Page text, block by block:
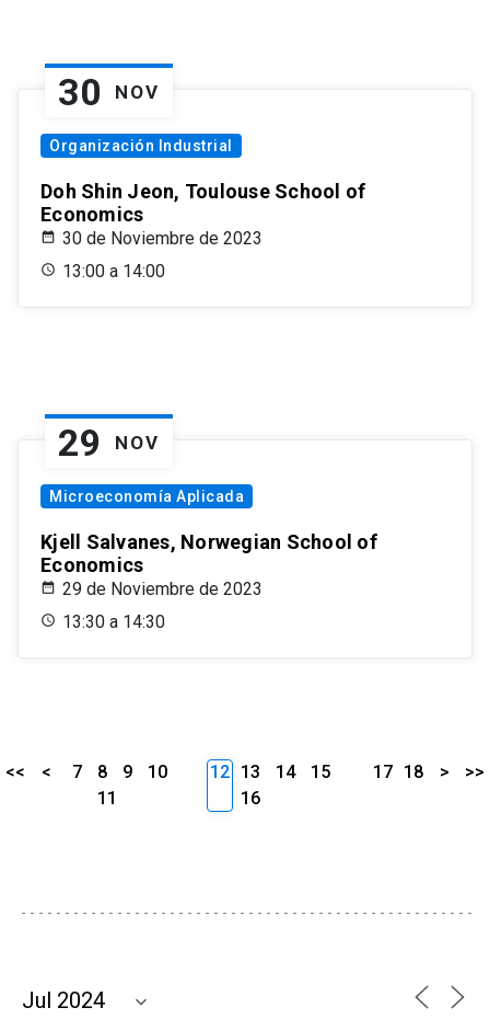
30 NOV
Organización Industrial
Doh Shin Jeon, Toulouse School of
Economics
30 de Noviembre de 2023
13:00 a 14:00
29 NOV
Microeconomía Aplicada
Kjell Salvanes, Norwegian School of
Economics
29 de Noviembre de 2023
13:30 a 14:30
<< < 7 8 9
10
11
12 13 14
15
16
17 18 > >>